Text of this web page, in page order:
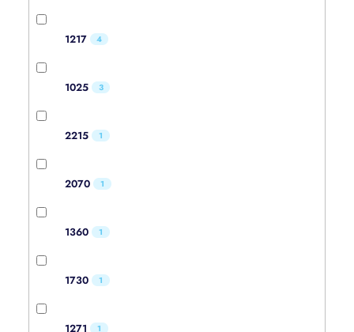
1217 4
1025 3
2215 1
2070 1
1360 1
1730 1
1271 1